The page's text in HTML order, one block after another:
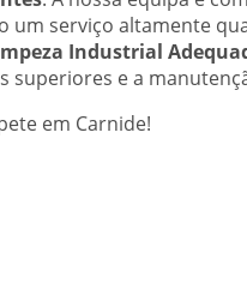
um serviço altamente
Industrial
superiores e a
em Carnide!